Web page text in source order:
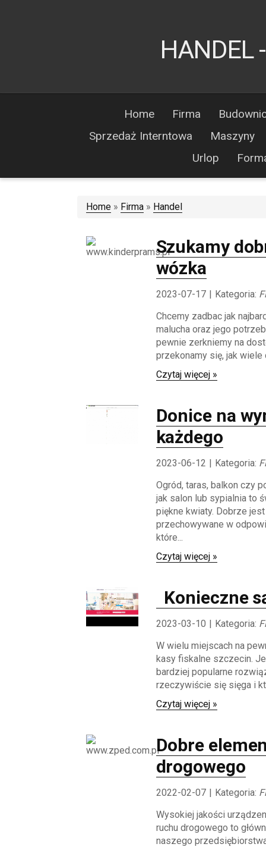
HANDEL
Home Firma
Sprzedaż Interntowa
Maszyny
Urlop
Home » Firma » Handel
Szukamy
wózka
2023-07-17 | Kategoria:
Chcemy zadbac jak
malucha oraz jego
pewnie zerkniemy na
przekonamy się, jak wiele
Czytaj więcej »
Donice na
każdego
2023-06-12 | Kategoria:
Ogród, taras, balkon czy
jak salon lub sypialnia to
piękne kwiaty. Dobrze
przechowywane w
które...
Czytaj więcej »
Konieczne
2023-03-10 | Kategoria:
W wielu miejscach na
kasy fiskalne szczecin.
bardziej popularne
rzeczywiście się sięga i
Czytaj więcej »
Dobre
drogowego
2022-02-07 | Kategoria:
Wysokiej jakości
ruchu drogowego to
naszego